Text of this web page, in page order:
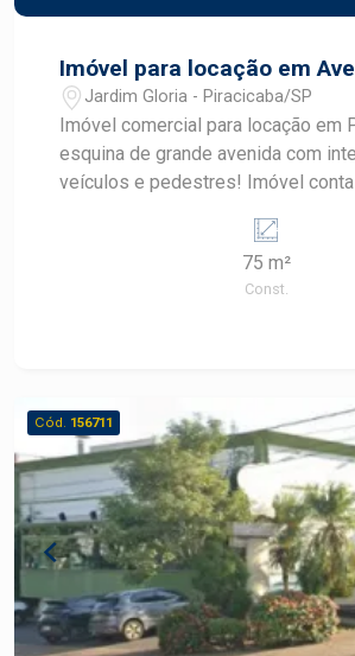
Imóvel para locação em
Jardim Gloria - Piracicaba/SP
Imóvel comercial para locação em
esquina de grande avenida com
veículos e pedestres! Imóvel conta com 75 m2
para instalação, pé direito duplo, 02
avenida com intenso fluxo.
75 m²
Const.
Cód. 156711